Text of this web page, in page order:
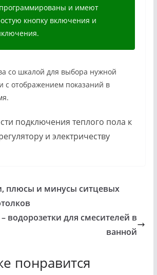
и имеют
кнопку включения и
со шкалой для выбора нужной
с отображением показаний в
плюсы и минусы ситцевых
водорозетки для смесителей в
ванной
понравится